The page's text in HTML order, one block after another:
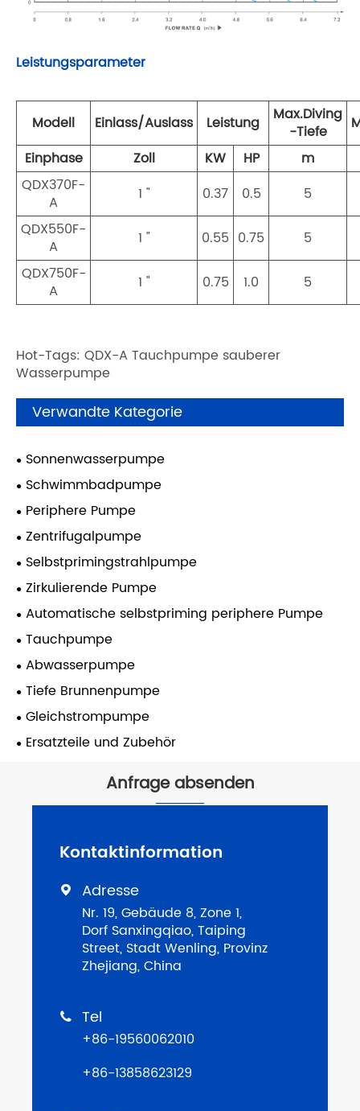
Leistungsparameter
Modell Einlass/Auslass Leistung
Max.Diving
-Tiefe
Einphase
Zoll KW HP
m
QDX370F-
A
1 " 0.37 0.5
5
QDX550F-
A
1 " 0.55 0.75
5
QDX750F-
A
1 " 0.75 1.0 5
Hot-Tags: QDX-A Tauchpumpe sauberer
Wasserpumpe
Verwandte Kategorie
Sonnenwasserpumpe
Schwimmbadpumpe
Periphere Pumpe
Zentrifugalpumpe
Selbstprimingstrahlpumpe
Zirkulierende Pumpe
Automatische selbstpriming periphere Pumpe
Tauchpumpe
Abwasserpumpe
Tiefe Brunnenpumpe
Gleichstrompumpe
Ersatzteile und Zubehör
Anfrage absenden
Kontaktinformation
 Adresse
Nr. 19, Gebäude 8, Zone 1,
Dorf Sanxingqiao, Taiping
Street, Stadt Wenling, Provinz
Zhejiang, China
 Tel
+86-19560062010
+86-13858623129